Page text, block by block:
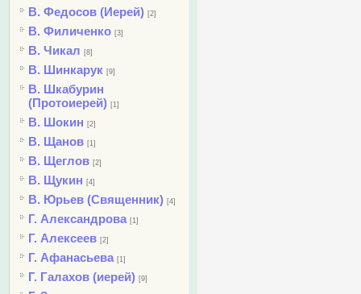
В. Федосов (Иерей) [2]
В. Филиченко [3]
В. Чикал [8]
В. Шинкарук [9]
В. Шкабурин
(Протоиерей) [1]
В. Шокин [2]
В. Щанов [1]
В. Щеглов [2]
В. Щукин [4]
В. Юрьев (Священник) [4]
Г. Александрова [1]
Г. Алексеев [2]
Г. Афанасьева [1]
Г. Галахов (иерей) [9]